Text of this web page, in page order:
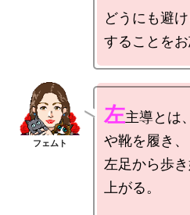
どうにも避
左主導とは
や靴を履き、
左足から歩
上がる。